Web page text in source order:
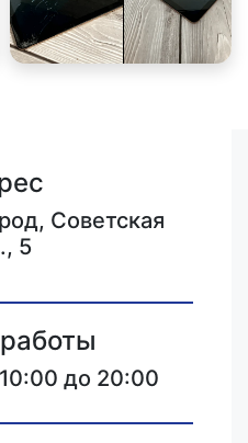
Советская
5
до 20:00